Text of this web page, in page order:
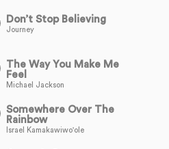
Don’t Stop Believing
Journey
The Way You Make Me
Feel
Michael Jackson
Somewhere Over The
Rainbow
Israel Kamakawiwo'ole